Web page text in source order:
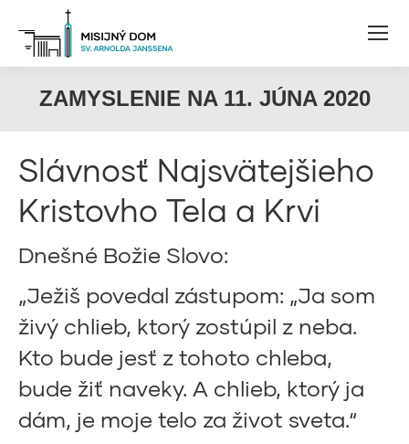
ZAMYSLENIE NA 11. JÚNA 2020
Slávnosť Najsvätejšieho
Kristovho Tela a Krvi
Dnešné Božie Slovo:
„Ježiš povedal zástupom: „Ja som
živý chlieb, ktorý zostúpil z neba.
Kto bude jesť z tohoto chleba,
bude žiť naveky. A chlieb, ktorý ja
dám, je moje telo za život sveta.“